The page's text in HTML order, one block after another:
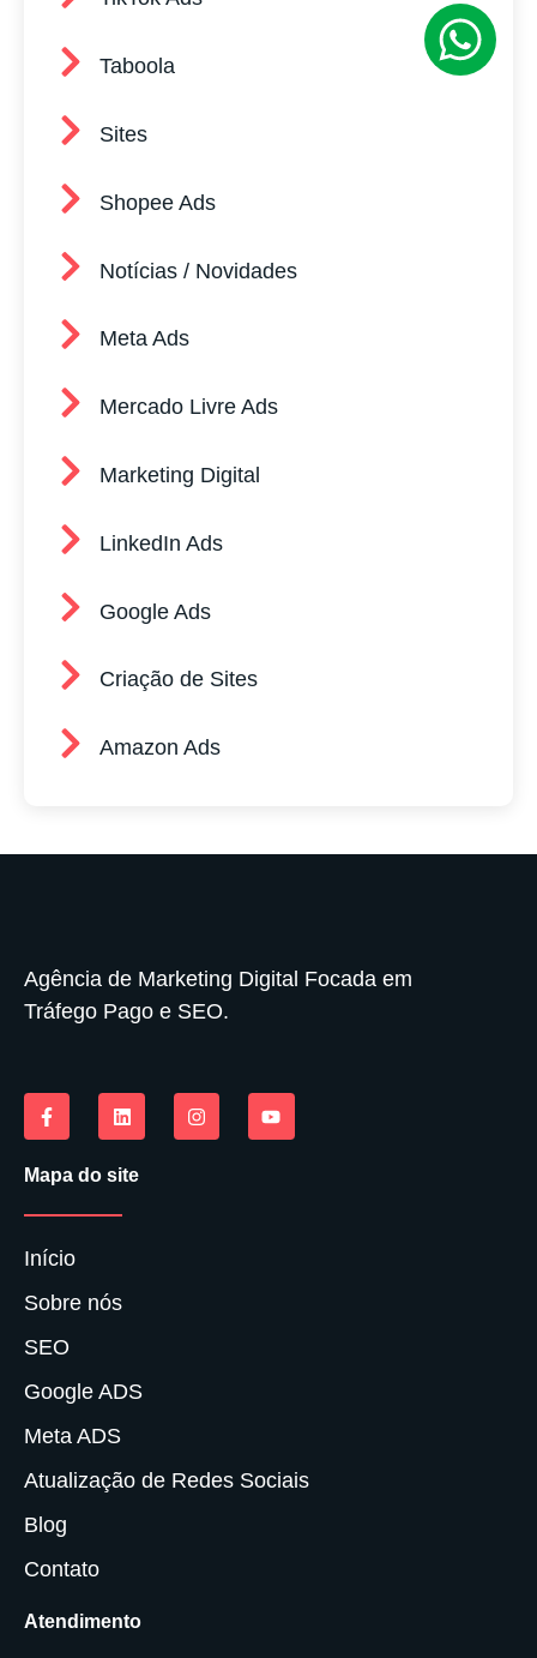
Taboola
Sites
Shopee Ads
Notícias / Novidades
Meta Ads
Mercado Livre Ads
Marketing Digital
LinkedIn Ads
Google Ads
Criação de Sites
Amazon Ads
Agência de Marketing Digital Focada em
Tráfego Pago e SEO.
Mapa do site
Início
Sobre nós
SEO
Google ADS
Meta ADS
Atualização de Redes Sociais
Blog
Contato
Atendimento